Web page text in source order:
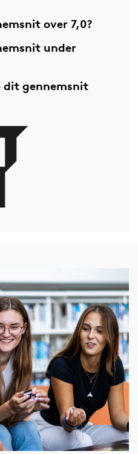
over 7,0?
under
dit gennemsnit